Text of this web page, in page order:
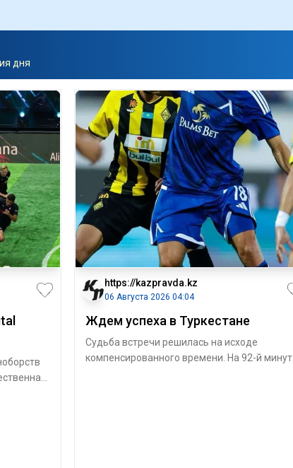
дня
https://kazpravda.kz
06 Августа 2026 04:04
Ждем успеха в Туркестане
Судьба встречи решилась на исходе
компенсированного времени. На 92-й минуте